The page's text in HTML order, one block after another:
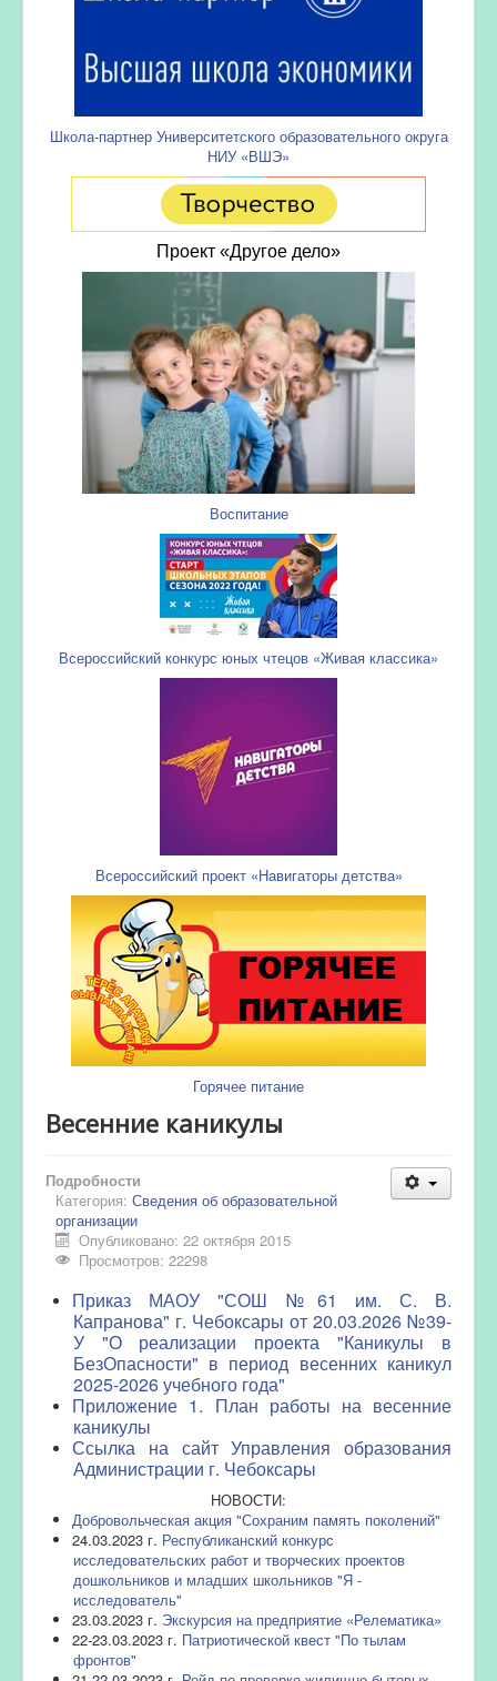
Школа-партнер Университетского образовательного округа
НИУ «ВШЭ»
Проект «Другое дело»
Воспитание
Всероссийский конкурс юных чтецов «Живая классика»
Всероссийский проект «Навигаторы детства»
Горячее питание
Весенние каникулы
Подробности
Категория: Сведения об образовательной
организации
Опубликовано: 22 октября 2015
Просмотров: 22298
Приказ МАОУ "СОШ №61 им. С. В.
Капранова" г. Чебоксары от 20.03.2026 №39-
У "О реализации проекта "Каникулы в
БезОпасности" в период весенних каникул
2025-2026 учебного года"
Приложение 1. План работы на весенние
каникулы
Ссылка на сайт Управления образования
Администрации г. Чебоксары
НОВОСТИ:
Добровольческая акция "Сохраним память поколений"
24.03.2023 г. Республиканский конкурс
исследовательских работ и творческих проектов
дошкольников и младших школьников "Я -
исследователь"
23.03.2023 г. Экскурсия на предприятие «Релематика»
22-23.03.2023 г. Патриотической квест "По тылам
фронтов"